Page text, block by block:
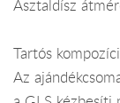
Asztaldísz
Tartós
Az